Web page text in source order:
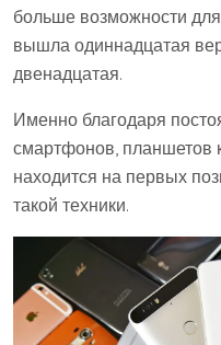
больше возможности
вышла одиннадцатая
двенадцатая.
Именно благодаря
смартфонов, планшетов
находится на первых
такой техники.